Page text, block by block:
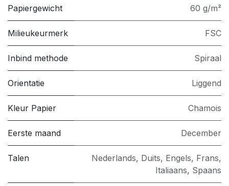
Papiergewicht 60 g/m²
Milieukeurmerk FSC
Inbind methode Spiraal
Orientatie Liggend
Kleur Papier Chamois
Eerste maand December
Talen
Nederlands, Duits, Engels, Frans,
Italiaans, Spaans